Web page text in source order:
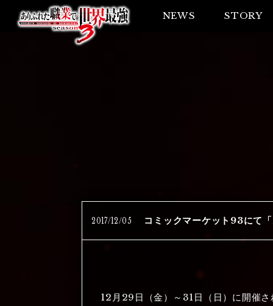
NEWS STORY
2017/12/05 コミックマーケット93にて
12月29日（金）～31日（日）に開催